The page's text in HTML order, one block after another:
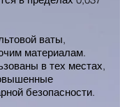
ваты,
материалам.
в тех местах,
безопасности.